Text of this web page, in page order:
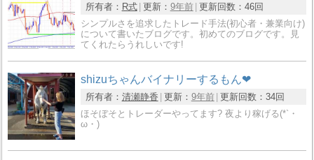
所有者： R式 更新： 9年前 更新回数： 46回
シンプルさを追求したトレード手法(初心者・兼業向け)
について書いたブログです。初めてのブログです。見
てくれたらうれしいです!
shizuちゃんバイナリーするもん❤
所有者： 清瀬静香 更新： 9年前 更新回数： 34回
ほそぼそとトレーダーやってます? 夜より稼げる(*`・
ω・)ゞ